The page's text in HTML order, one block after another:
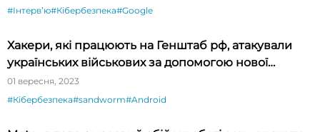
#Інтервʼю#Кібербезпека#Google
Хакери, які працюють на Генштаб рф, атакували
українських військових за допомогою нової
шкідливої ​​програми для Android
01 вересня, 2023
#Кібербезпека#sandworm#Android